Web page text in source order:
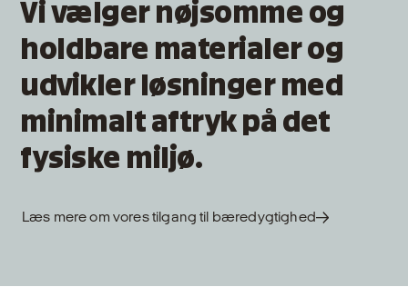
Vi vælger nøjsomme og
holdbare materialer og
udvikler løsninger med
minimalt aftryk på det
fysiske miljø.
Læs mere om vores tilgang til bæredygtighed